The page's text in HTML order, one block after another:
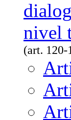
nivel
(art. 120-